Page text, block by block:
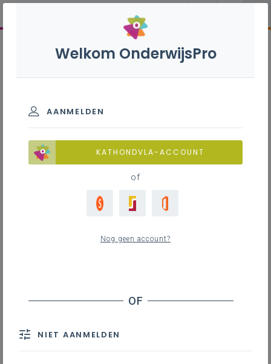
Welkom OnderwijsPro
AANMELDEN
KATHONDVLA-ACCOUNT
of
Nog geen account?
NIET AANMELDEN